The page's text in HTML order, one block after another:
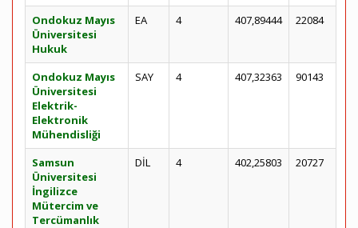
Ondokuz Mayıs
Üniversitesi
Hukuk
EA 4 407,89444 22084
Ondokuz Mayıs
Üniversitesi
Elektrik-
Elektronik
Mühendisliği
SAY 4 407,32363 90143
Samsun
Üniversitesi
İngilizce
Mütercim ve
Tercümanlık
DİL 4 402,25803 20727